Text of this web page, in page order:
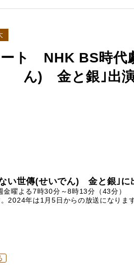
ト NHK BS時代
ん) 金と銀｣出
い世傳(せいでん) 金と銀｣に
曜よる7時30分～8時13分（43分）
2024年は1月5日からの放送になります